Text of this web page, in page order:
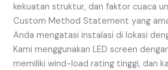
kekuatan struktur, dan faktor cuaca
Custom Method Statement yang
Anda mengatasi instalasi di lokasi
Kami menggunakan LED screen
memiliki wind-load rating tinggi, dan